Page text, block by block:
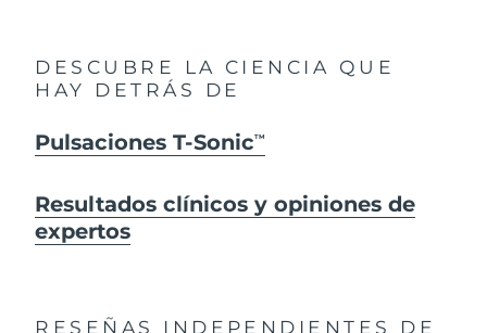
DESCUBRE LA CIENCIA QUE
HAY DETRÁS DE
Pulsaciones T-SonicTM
Resultados clínicos y opiniones de
expertos
RESEÑAS INDEPENDIENTES
DE